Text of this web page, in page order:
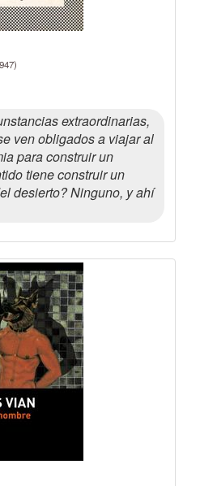
extraordinarias,
ven obligados a viajar al
para construir un
tiene construir un
desierto? Ninguno, y ahí